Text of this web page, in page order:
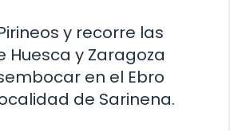
y recorre las
Huesca y Zaragoza
en el Ebro
de Sarinena.